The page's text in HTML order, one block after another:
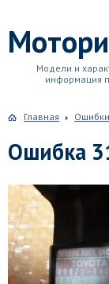
Модели и
информация
Главная
Ошибка